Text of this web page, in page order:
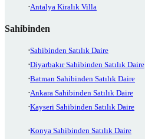
Antalya Kiralık Villa
Sahibinden
Sahibinden Satılık Daire
Diyarbakır Sahibinden Satılık Daire
Batman Sahibinden Satılık Daire
Ankara Sahibinden Satılık Daire
Kayseri Sahibinden Satılık Daire
Konya Sahibinden Satılık Daire